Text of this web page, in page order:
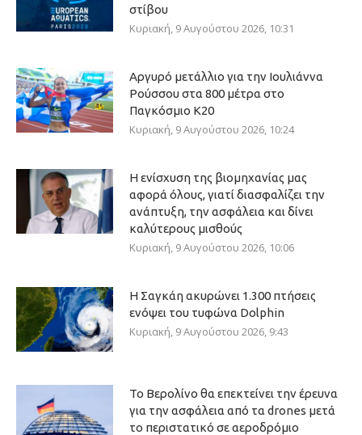
στίβου
Κυριακή, 9 Αυγούστου 2026, 10:31
Αργυρό μετάλλιο για την Ιουλιάννα
Ρούσσου στα 800 μέτρα στο
Παγκόσμιο Κ20
Κυριακή, 9 Αυγούστου 2026, 10:24
Η ενίσχυση της βιομηχανίας μας
αφορά όλους, γιατί διασφαλίζει την
ανάπτυξη, την ασφάλεια και δίνει
καλύτερους μισθούς
Κυριακή, 9 Αυγούστου 2026, 10:06
Η Σαγκάη ακυρώνει 1.300 πτήσεις
ενόψει του τυφώνα Dolphin
Κυριακή, 9 Αυγούστου 2026, 9:43
Το Βερολίνο θα επεκτείνει την έρευνα
για την ασφάλεια από τα drones μετά
το περιστατικό σε αεροδρόμιο